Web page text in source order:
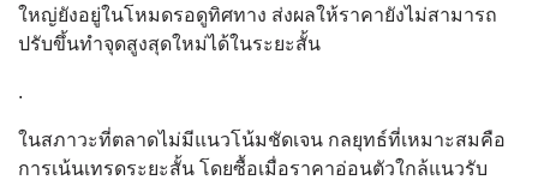
ใหญ่ยังอยู่ในโหมดรอดูทิศทาง ส่งผลให้ราคายังไม่สามารถ
ปรับขึ้นทำจุดสูงสุดใหม่ได้ในระยะสั้น
.
ในสภาวะที่ตลาดไม่มีแนวโน้มชัดเจน กลยุทธ์ที่เหมาะสมคือ
การเน้นเทรดระยะสั้น โดยซื้อเมื่อราคาอ่อนตัวใกล้แนวรับ